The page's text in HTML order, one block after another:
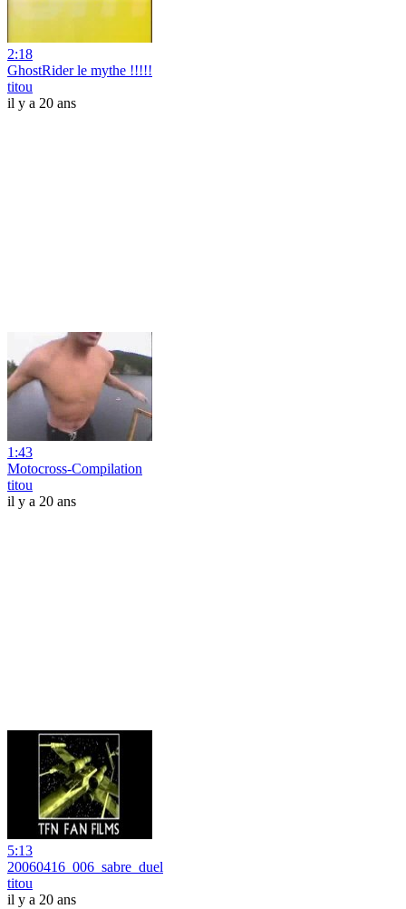
2:18
GhostRider le mythe !!!!!
titou
il y a 20 ans
1:43
Motocross-Compilation
titou
il y a 20 ans
5:13
20060416_006_sabre_duel
titou
il y a 20 ans